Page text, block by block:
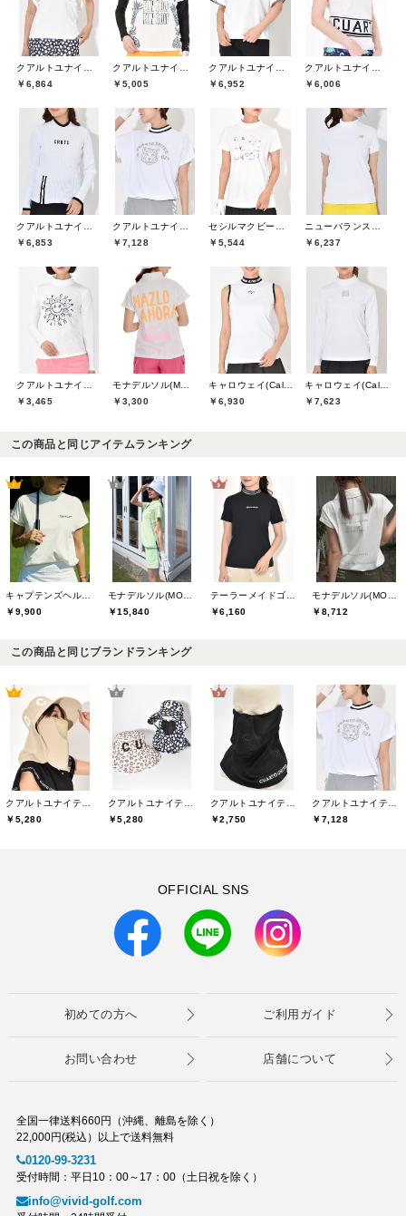
￥6,864
￥5,005
￥6,952
￥6,006
￥6,853
￥7,128
￥5,544
￥6,237
￥3,465
￥3,300
￥6,930
￥7,623
この商品と同じアイテムランキング
￥9,900
￥15,840
￥6,160
￥8,712
この商品と同じブランドランキング
クアルトユナイテッド(CUARTO UNITED)
￥5,280
クアルトユナイテッド(CUARTO UNITED)
￥5,280
クアルトユナイテッド(CUARTO UNITED)
￥2,750
クアルトユナイテッド(CUARTO UNITED)
￥7,128
OFFICIAL SNS
初めての方へ ご利用ガイド
お問い合わせ 店舗について
全国一律送料660円（沖縄、離島を除く）
22,000円(税込）以上で送料無料
0120-99-3231
受付時間：平日10：00～17：00（土日祝を除く）
info@vivid-golf.com